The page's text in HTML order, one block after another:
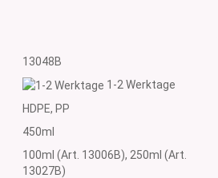
13048B
1-2 Werktage
HDPE, PP
450ml
100ml (Art. 13006B), 250ml (Art.
13027B)